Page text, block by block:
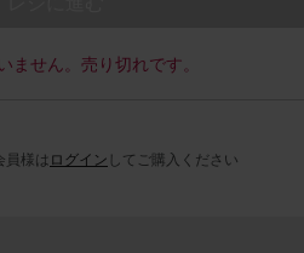
ません。売り切れです。
員様は ログイン してご購入ください